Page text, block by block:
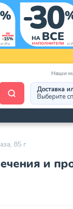
Наши
Доставка
Выберите
85 г
и